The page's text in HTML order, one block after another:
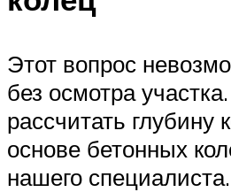
Этот вопрос
без осмотра
рассчитать глубину
основе бетонных
нашего специалиста.